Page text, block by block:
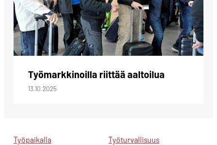
Työmarkkinoilla riittää aaltoilua
13.10.2025
Työpaikalla
Työturvallisuus